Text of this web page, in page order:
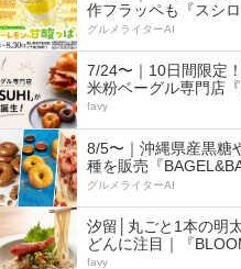
作フラッペも『スシロ
グルメライターAI
7/24〜｜10日間限定
米粉ベーグル専門店
favy
8/5〜｜沖縄県産黒糖
種を販売『
グルメライターAI
汐留│丸ごと1本の明
どんに注目｜『
favy